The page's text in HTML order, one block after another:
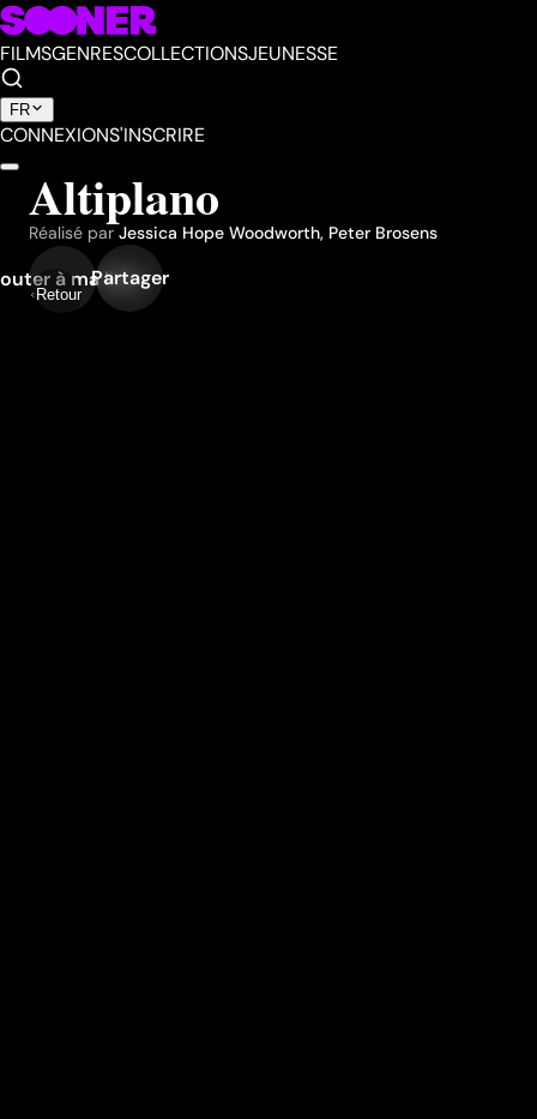
FILMSGENRESCOLLECTIONSJEUNESSE
FR
CONNEXIONS'INSCRIRE
Retour
Altiplano
Réalisé par Jessica Hope Woodworth, Peter Brosens
à ma liste
Partager